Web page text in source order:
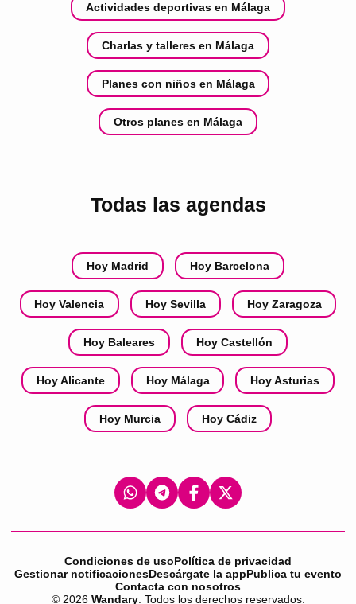
Actividades deportivas en Málaga
Charlas y talleres en Málaga
Planes con niños en Málaga
Otros planes en Málaga
Todas las agendas
Hoy Madrid Hoy Barcelona
Hoy Valencia Hoy Sevilla Hoy Zaragoza
Hoy Baleares Hoy Castellón
Hoy Alicante Hoy Málaga Hoy Asturias
Hoy Murcia Hoy Cádiz
Condiciones de usoPolítica de privacidad
Gestionar notificacionesDescárgate la appPublica tu evento
Contacta con nosotros
© 2026 Wandary. Todos los derechos reservados.